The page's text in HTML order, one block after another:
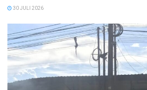
30 JULI 2026